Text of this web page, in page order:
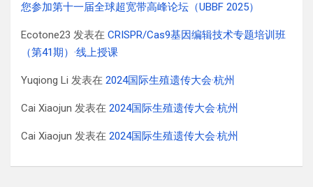
您参加第十一届全球超宽带高峰论坛（UBBF 2025）
Ecotone23 发表在 CRISPR/Cas9基因编辑技术专题培训班
（第41期）·线上授课
Yuqiong Li 发表在 2024国际生殖遗传大会·杭州
Cai Xiaojun 发表在 2024国际生殖遗传大会·杭州
Cai Xiaojun 发表在 2024国际生殖遗传大会·杭州